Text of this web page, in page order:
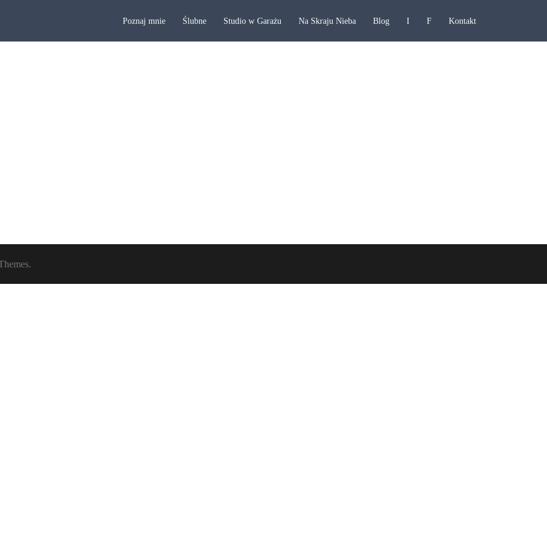
Poznaj mnie Ślubne Studio w Garażu Na Skraju Nieba Blog I F Kontakt